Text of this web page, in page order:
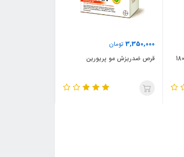
قرص ضدریزش مردانه نورکرین 180
3,350,000 تومان
قرص ضدریزش مو پریورین